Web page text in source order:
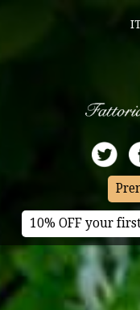
10% OFF your